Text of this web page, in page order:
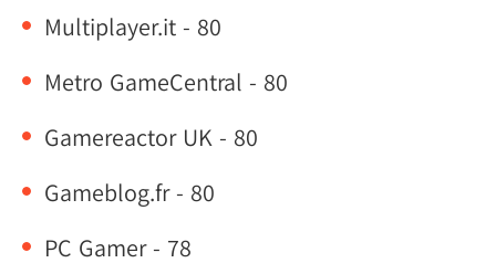
Multiplayer.it - 80
Metro GameCentral - 80
Gamereactor UK - 80
Gameblog.fr - 80
PC Gamer - 78